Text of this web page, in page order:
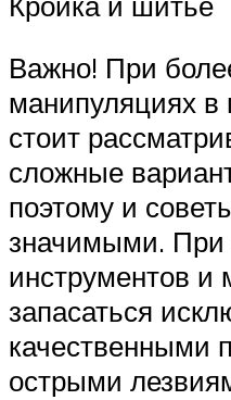
Важно! При
манипуляциях
стоит
сложные
поэтому и
значимыми.
инструментов и
запасаться
качественными
острыми